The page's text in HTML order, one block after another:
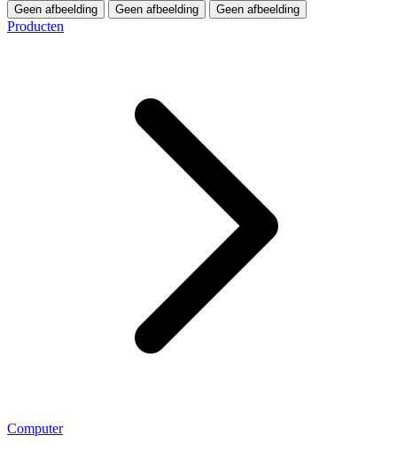
Geen afbeelding Geen afbeelding Geen afbeelding
Producten
Computer